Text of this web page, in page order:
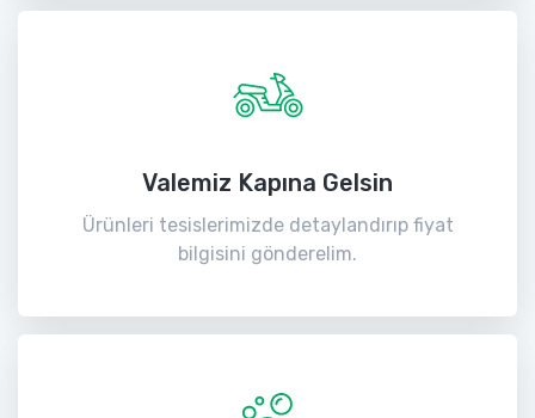
Valemiz Kapına Gelsin
Ürünleri tesislerimizde detaylandırıp fiyat
bilgisini gönderelim.